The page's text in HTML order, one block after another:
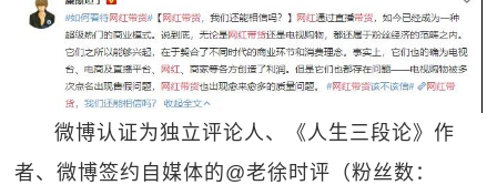
微博认证为独立评论人、《人生三段论》作
者、微博签约自媒体的@老徐时评（粉丝数：